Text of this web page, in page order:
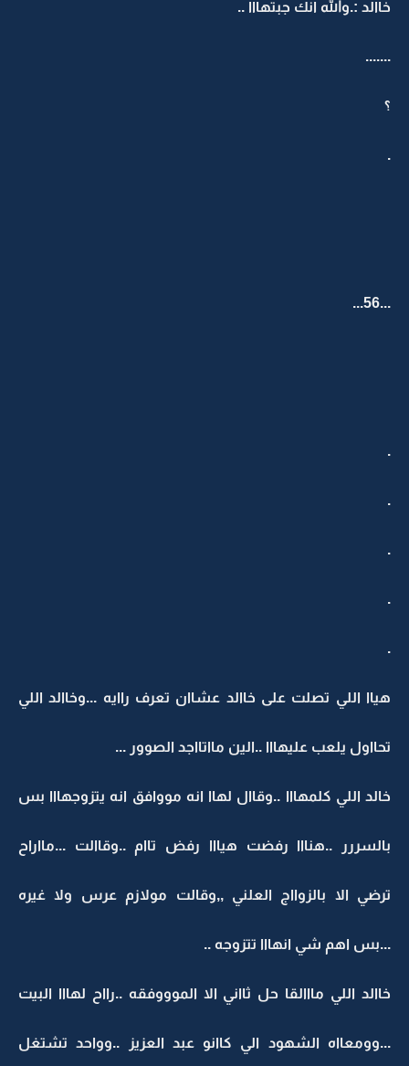
خاالد :.والله انك جبتهااا ..
.......
؟
.
...56...
.
.
.
.
.
هياا اللي تصلت على خاالد عشاان تعرف راايه ...وخاالد اللي
تحااول يلعب عليهااا ..الين مااتااجد الصوور ...
خالد اللي كلمهااا ..وقاال لهاا انه مووافق انه يتزوجهااا بس
بالسررر ..هنااا رفضت هيااا رفض تاام ..وقاالت ...مااراح
ترضي الا بالزوااج العلني ,,وقالت مولازم عرس ولا غيره
...بس اهم شي انهااا تتزوجه ..
خاالد اللي مااالقا حل ثااني الا الموووفقه ..رااح لهااا البيت
...وومعااه الشهود الي كاانو عبد العزيز ..وواحد تشتغل